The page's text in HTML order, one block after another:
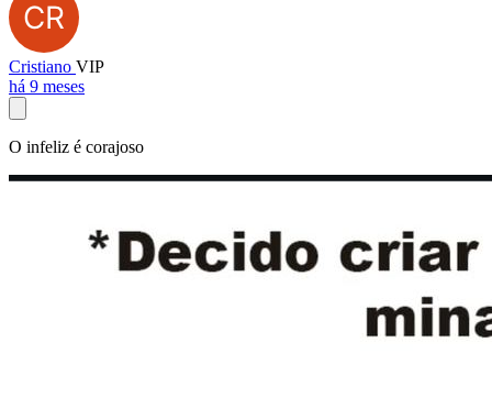
Cristiano VIP
há 9 meses
O infeliz é corajoso